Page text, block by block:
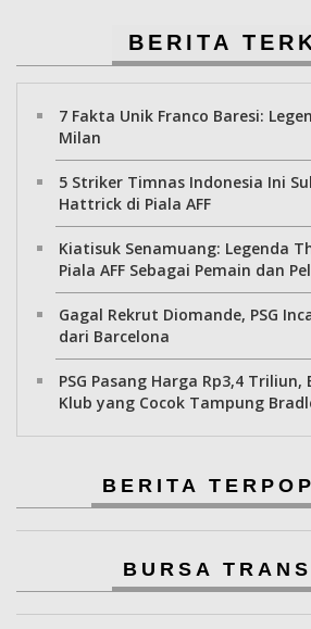
BERITA
7 Fakta Unik Franco Baresi:
Milan
5 Striker Timnas Indonesia Ini
Hattrick di Piala AFF
Kiatisuk Senamuang: Legenda
Piala AFF Sebagai Pemain dan
Gagal Rekrut Diomande, PSG
dari Barcelona
PSG Pasang Harga Rp3,4
Klub yang Cocok Tampung
BERITA
BURSA